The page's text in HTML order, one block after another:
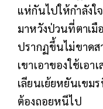
แห่กันไปให้กำลังใ
มาหวังป่วนที่ตาเ
ปรากฏขึ้นไม่ขาด
เขาเอาของใช้เอ
เลียนเย้ยหยันเขม
ต้องถอยหนีไป